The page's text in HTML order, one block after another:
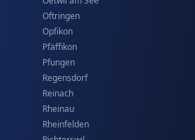
Oftringen
Opfikon
Pfäffikon
Pfungen
Regensdorf
Reinach
Rheinau
Rheinfelden